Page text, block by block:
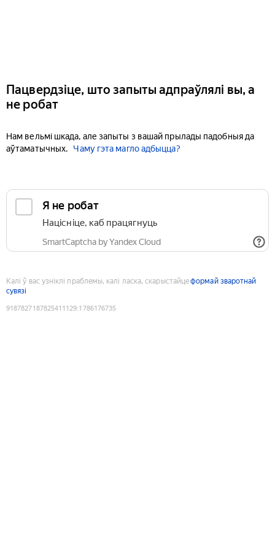
Пацвердзіце, што запыты адпраўлялі вы, а
не робат
Нам вельмі шкада, але запыты з вашай прылады падобныя да
аўтаматычных.
Чаму гэта магло адбыцца?
Я не робат
Націсніце, каб працягнуць
SmartCaptcha by Yandex Cloud
Калі ў вас узніклі праблемы, калі ласка, скарыстайцеформай зваротнай
сувязі
9187827187825411129:1786176735